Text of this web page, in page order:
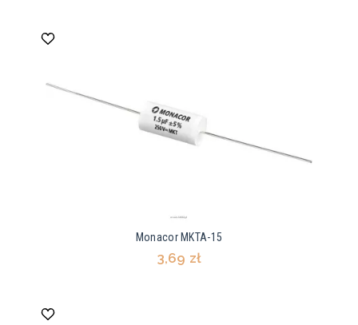
Monacor MKTA-15
3,69 zł